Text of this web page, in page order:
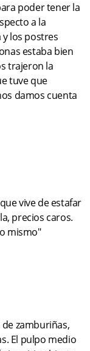
poder tener la
a la
los postres
estaba bien
trajeron la
tuve que
damos cuenta
vive de estafar
precios caros.
mismo"
de zamburiñas,
El pulpo medio